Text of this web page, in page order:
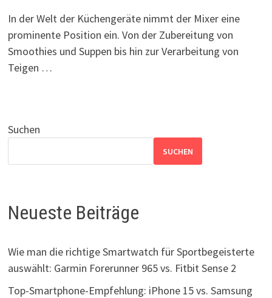
In der Welt der Küchengeräte nimmt der Mixer eine
prominente Position ein. Von der Zubereitung von
Smoothies und Suppen bis hin zur Verarbeitung von
Teigen …
Suchen
SUCHEN
Neueste Beiträge
Wie man die richtige Smartwatch für Sportbegeisterte
auswählt: Garmin Forerunner 965 vs. Fitbit Sense 2
Top-Smartphone-Empfehlung: iPhone 15 vs. Samsung